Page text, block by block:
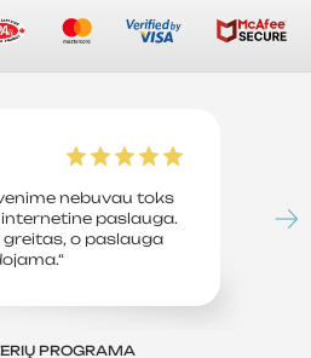
nebuvau toks
paslauga.
o paslauga
PROGRAMA